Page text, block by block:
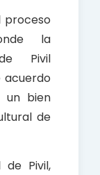
proceso
la
Pivil
acuerdo
un bien
de
de Pivil,